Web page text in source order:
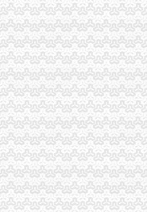
话号码_营业时间查询
时尚品牌网
商务服务-六安新闻网
网站